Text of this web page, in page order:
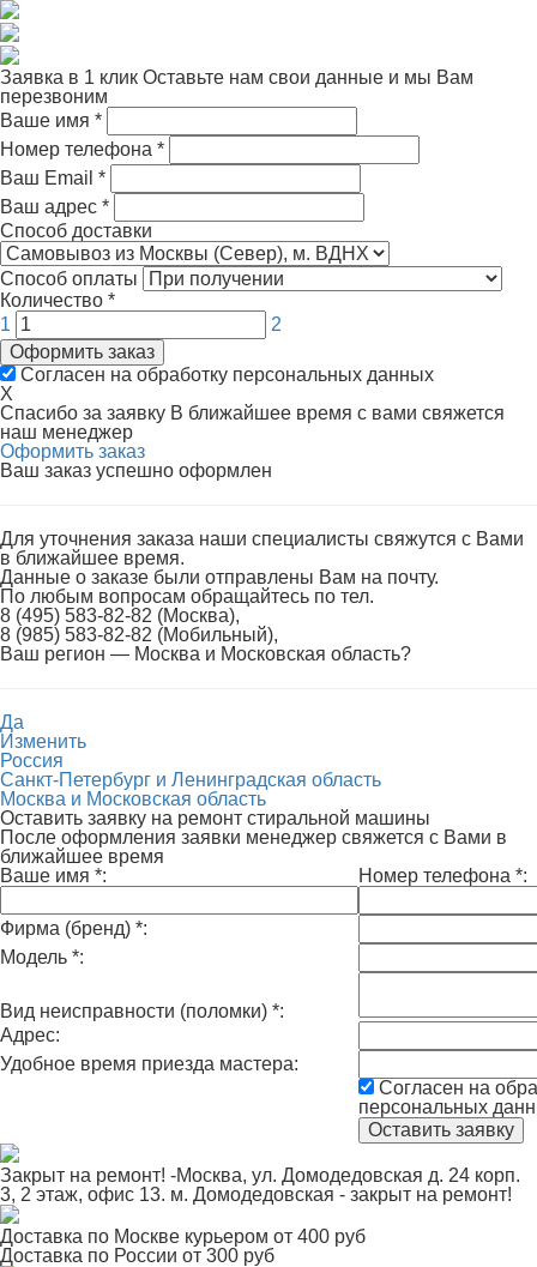
Заявка в 1 клик Оставьте нам свои данные и мы Вам
перезвоним
Ваше имя *
Номер телефона *
Ваш Email *
Ваш адрес *
Способ доставки
Способ оплаты
Количество *
1
2
Оформить заказ
Согласен на обработку персональных данных
X
Спасибо за заявку В ближайшее время с вами свяжется
наш менеджер
Оформить заказ
Ваш заказ успешно оформлен
Для уточнения заказа наши специалисты свяжутся с Вами
в ближайшее время.
Данные о заказе были отправлены Вам на почту.
По любым вопросам обращайтесь по тел.
8 (495) 583-82-82 (Москва),
8 (985) 583-82-82 (Мобильный),
Ваш регион — Москва и Московская область?
Да
Изменить
Россия
Санкт-Петербург и Ленинградская область
Москва и Московская область
Оставить заявку на ремонт стиральной машины
После оформления заявки менеджер свяжется с Вами в
ближайшее время
Ваше имя *: Номер телефона *:
Фирма (бренд) *:
Модель *:
Вид неисправности (поломки) *:
Адрес:
Удобное время приезда мастера:
Согласен на
персональных
Закрыт на ремонт! -Москва, ул. Домодедовская д. 24 корп.
3, 2 этаж, офис 13. м. Домодедовская - закрыт на ремонт!
Доставка по Москве курьером от 400 руб
Доставка по России от 300 руб